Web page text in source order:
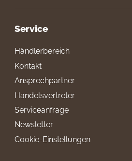
Service
Händlerbereich
Kontakt
Ansprechpartner
Handelsvertreter
Serviceanfrage
Newsletter
Cookie-Einstellungen